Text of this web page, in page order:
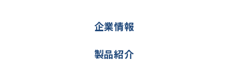
企業情報
製品紹介